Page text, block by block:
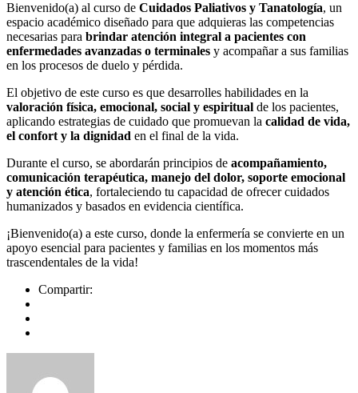
Bienvenido(a) al curso de Cuidados Paliativos y Tanatología, un
espacio académico diseñado para que adquieras las competencias
necesarias para brindar atención integral a pacientes con
enfermedades avanzadas o terminales y acompañar a sus familias
en los procesos de duelo y pérdida.
El objetivo de este curso es que desarrolles habilidades en la
valoración física, emocional, social y espiritual de los pacientes,
aplicando estrategias de cuidado que promuevan la calidad de vida,
el confort y la dignidad en el final de la vida.
Durante el curso, se abordarán principios de acompañamiento,
comunicación terapéutica, manejo del dolor, soporte emocional
y atención ética, fortaleciendo tu capacidad de ofrecer cuidados
humanizados y basados en evidencia científica.
¡Bienvenido(a) a este curso, donde la enfermería se convierte en un
apoyo esencial para pacientes y familias en los momentos más
trascendentales de la vida!
Compartir: